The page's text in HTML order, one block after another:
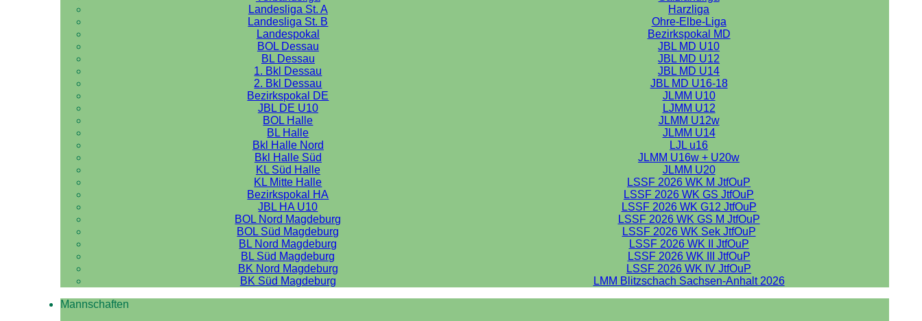
Landesliga St. A
Harzliga
Landesliga St. B
Ohre-Elbe-Liga
Landespokal
Bezirkspokal MD
BOL Dessau
JBL MD U10
BL Dessau
JBL MD U12
1. Bkl Dessau
JBL MD U14
2. Bkl Dessau
JBL MD U16-18
Bezirkspokal DE
JLMM U10
JBL DE U10
LJMM U12
BOL Halle
JLMM U12w
BL Halle
JLMM U14
Bkl Halle Nord
LJL u16
Bkl Halle Süd
JLMM U16w + U20w
KL Süd Halle
JLMM U20
KL Mitte Halle
LSSF 2026 WK M JtfOuP
Bezirkspokal HA
LSSF 2026 WK GS JtfOuP
JBL HA U10
LSSF 2026 WK G12 JtfOuP
BOL Nord Magdeburg
LSSF 2026 WK GS M JtfOuP
BOL Süd Magdeburg
LSSF 2026 WK Sek JtfOuP
BL Nord Magdeburg
LSSF 2026 WK II JtfOuP
BL Süd Magdeburg
LSSF 2026 WK III JtfOuP
BK Nord Magdeburg
LSSF 2026 WK IV JtfOuP
BK Süd Magdeburg
LMM Blitzschach Sachsen-Anhalt 2026
Mannschaften